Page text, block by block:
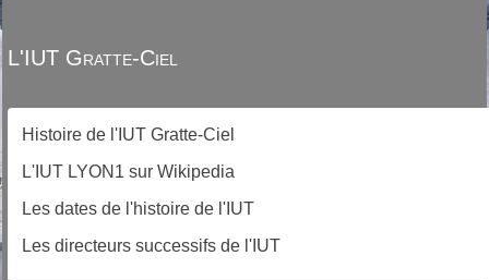
L'IUT Gratte-Ciel
Histoire de l'IUT Gratte-Ciel
L'IUT LYON1 sur Wikipedia
Les dates de l'histoire de l'IUT
Les directeurs successifs de l'IUT